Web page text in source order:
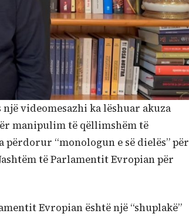
videomesazhi ka lëshuar akuza
manipulim të qëllimshëm të
“monologun e së dielës” për
të Parlamentit Evropian për
Evropian është një “shuplakë”